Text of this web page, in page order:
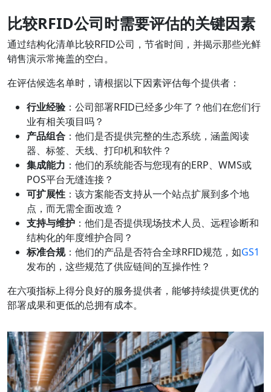
比较RFID公司时需要评估的关键因素
通过结构化清单比较RFID公司，节省时间，并揭示那些光鲜
销售演示常掩盖的空白。
在评估候选名单时，请根据以下因素评估每个提供者：
行业经验：公司部署RFID已经多少年了？他们在您们行
业有相关项目吗？
产品组合 ：他们是否提供完整的生态系统，涵盖阅读
器、标签、天线、打印机和软件？
集成能力 ：他们的系统能否与您现有的ERP、WMS或
POS平台无缝连接？
可扩展性 ：该方案能否支持从一个站点扩展到多个地
点，而无需全面改造？
支持与维护 ：他们是否提供现场技术人员、远程诊断和
结构化的年度维护合同？
标准合规：他们的产品是否符合全球RFID规范，如GS1
发布的，这些规范了供应链间的互操作性？
在六项指标上得分良好的服务提供者，能够持续提供更优的
部署成果和更低的总拥有成本。